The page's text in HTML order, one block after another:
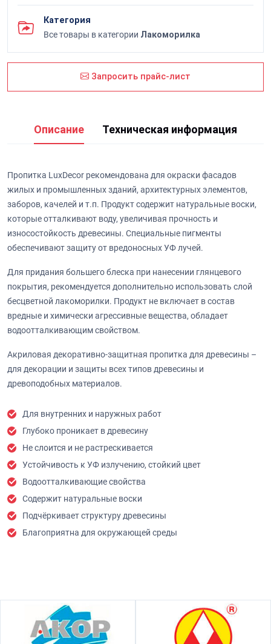
Категория
Все товары в категории Лакоморилка
Запросить прайс-лист
Описание Техническая информация
Пропитка LuxDecor рекомендована для окраски фасадов
жилых и промышленных зданий, архитектурных элементов,
заборов, качелей и т.п. Продукт содержит натуральные воски,
которые отталкивают воду, увеличивая прочность и
износостойкость древесины. Специальные пигменты
обеспечивают защиту от вредоносных УФ лучей.
Для придания большего блеска при нанесении глянцевого
покрытия, рекомендуется дополнительно использовать слой
бесцветной лакоморилки. Продукт не включает в состав
вредные и химически агрессивные вещества, обладает
водоотталкивающим свойством.
Акриловая декоративно-защитная пропитка для древесины –
для декорации и защиты всех типов древесины и
древоподобных материалов.
Для внутренних и наружных работ
Глубоко проникает в древесину
Не слоится и не растрескивается
Устойчивость к УФ излучению, стойкий цвет
Водоотталкивающие свойства
Содержит натуральные воски
Подчёркивает структуру древесины
Благоприятна для окружающей среды